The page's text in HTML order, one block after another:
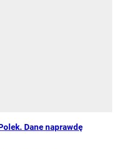
Dane naprawdę